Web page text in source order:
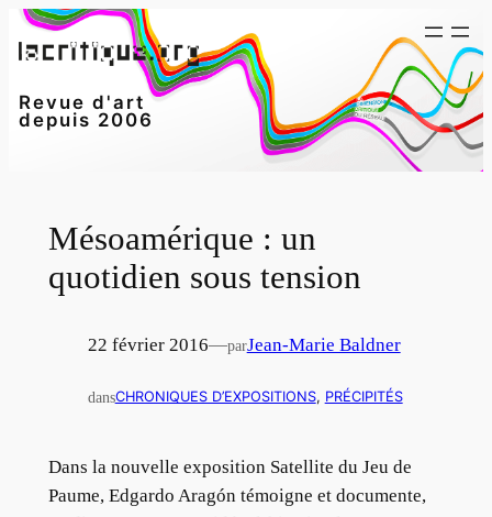
Aller
au
Revue d'art
depuis 2006
Mésoamérique : un
quotidien sous tension
22 février 2016—parJean-Marie Baldner
dansCHRONIQUES D’EXPOSITIONS, PRÉCIPITÉS
Dans la nouvelle exposition Satellite du Jeu de
Paume, Edgardo Aragón témoigne et documente,